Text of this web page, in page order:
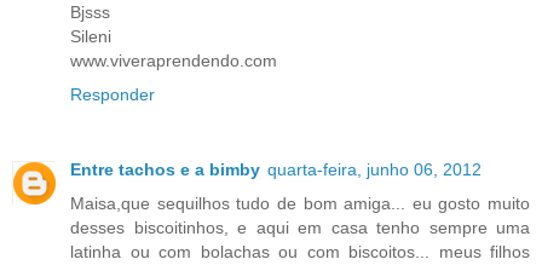
Bjsss
Sileni
www.viveraprendendo.com
Responder
Entre tachos e a bimby quarta-feira, junho 06, 2012
Maisa,que sequilhos tudo de bom amiga... eu gosto muito
desses biscoitinhos, e aqui em casa tenho sempre uma
latinha ou com bolachas ou com biscoitos... meus filhos